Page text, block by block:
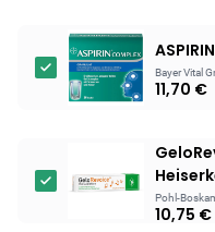
Bayer Vital
11,70 €
Pohl-
10,75 €